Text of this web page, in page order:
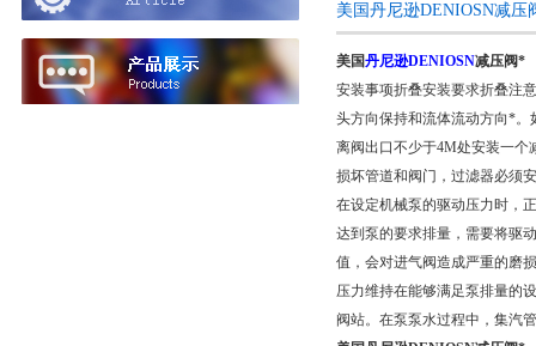
美国丹尼逊DENIOSN减压
美国丹尼逊DENIOSN减压阀*
安装事项折叠安装要求折叠注
头方向保持和流体流动方向*。
离阀出口不少于4M处安装一个
损坏管道和阀门，过滤器必须
在设定机械泵的驱动压力时，
达到泵的要求排量，需要将驱
值，会对进气阀造成严重的磨
压力维持在能够满足泵排量的
阀站。在泵泵水过程中，集汽